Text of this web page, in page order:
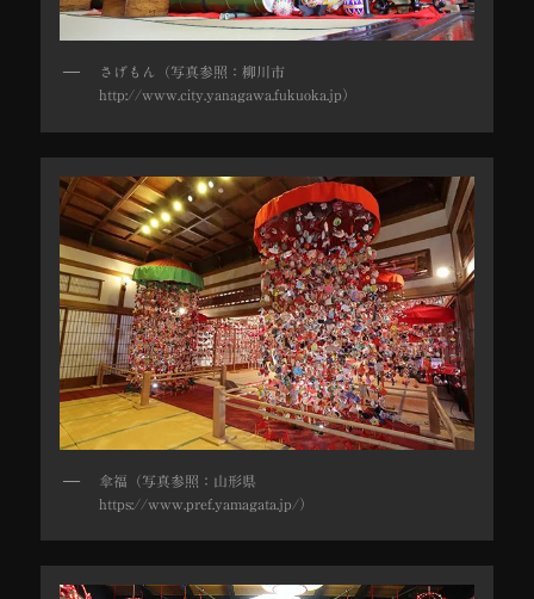
さげもん（写真参照：柳川市
http://www.city.yanagawa.fukuoka.jp）
傘福（写真参照：山形県
https://www.pref.yamagata.jp/）